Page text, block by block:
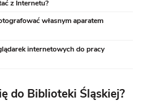
z Internetu?
własnym aparatem
internetowych do pracy
do Biblioteki Śląskiej?